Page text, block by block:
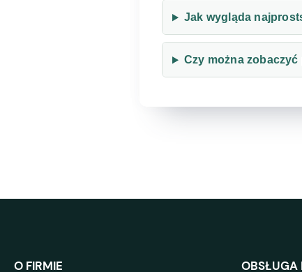
Jak wygląda
Czy można
O FIRMIE OBSŁUGA